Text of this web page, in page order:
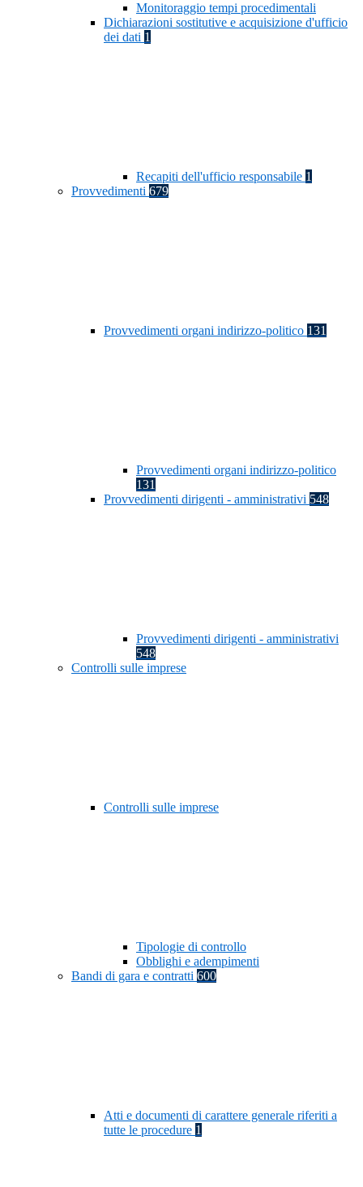
Monitoraggio tempi procedimentali
Dichiarazioni sostitutive e acquisizione d'ufficio
dei dati 1
Recapiti dell'ufficio responsabile 1
Provvedimenti 679
Provvedimenti organi indirizzo-politico 131
Provvedimenti organi indirizzo-politico
131
Provvedimenti dirigenti - amministrativi 548
Provvedimenti dirigenti - amministrativi
548
Controlli sulle imprese
Controlli sulle imprese
Tipologie di controllo
Obblighi e adempimenti
Bandi di gara e contratti 600
Atti e documenti di carattere generale riferiti a
tutte le procedure 1